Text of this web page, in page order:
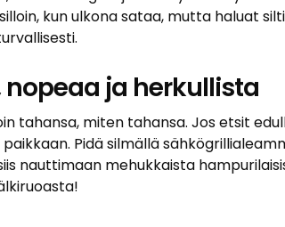
kun ulkona sataa, mutta haluat
ja herkullista
tahansa, miten tahansa. Jos etsit
Pidä silmällä
nauttimaan mehukkaista